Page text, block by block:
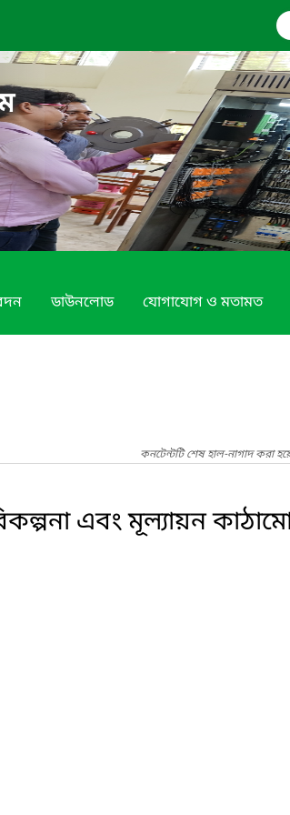
ডাউনলোড যোগাযোগ ও মতামত
কনটেন্টটি শেষ হাল-নাগাদ করা
এবং মূল্যায়ন